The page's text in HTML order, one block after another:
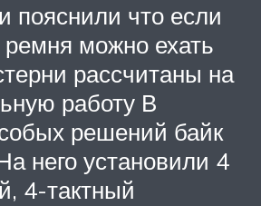
пояснили что если
можно ехать
рассчитаны на
работу В
решений байк
него установили 4
4-тактный